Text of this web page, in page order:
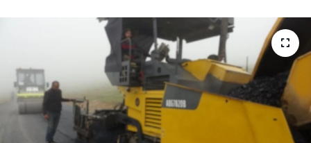
Mektup Galeri
Röportaj
Manşet